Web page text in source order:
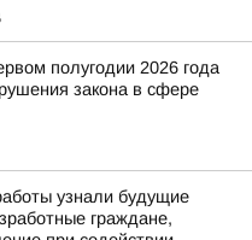
полугодии 2026 года
закона в сфере
узнали будущие
граждане,